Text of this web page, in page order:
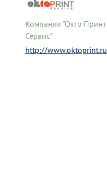
Компания "Окто Принт
Сервис"
http://www.oktoprint.ru